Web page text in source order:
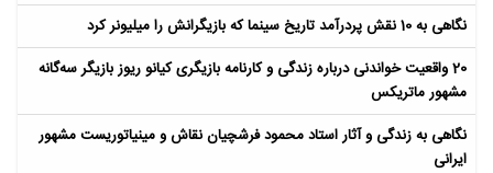
نگاهی به 10 نقش پردرآمد تاریخ سینما که بازیگرانش را میلیونر کرد
20 واقعیت خواندنی درباره زندگی و کارنامه بازیگری کیانو ریوز بازیگر سه‌گانه
مشهور ماتریکس
نگاهی به زندگی و آثار استاد محمود فرشچیان نقاش و مینیاتوریست مشهور
ایرانی